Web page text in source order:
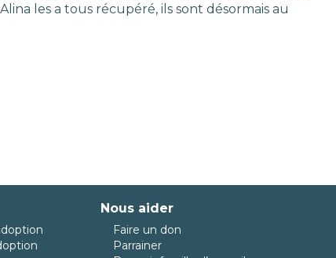
les a tous récupéré, ils sont désormais au
Nous aider
Faire un don
Parrainer